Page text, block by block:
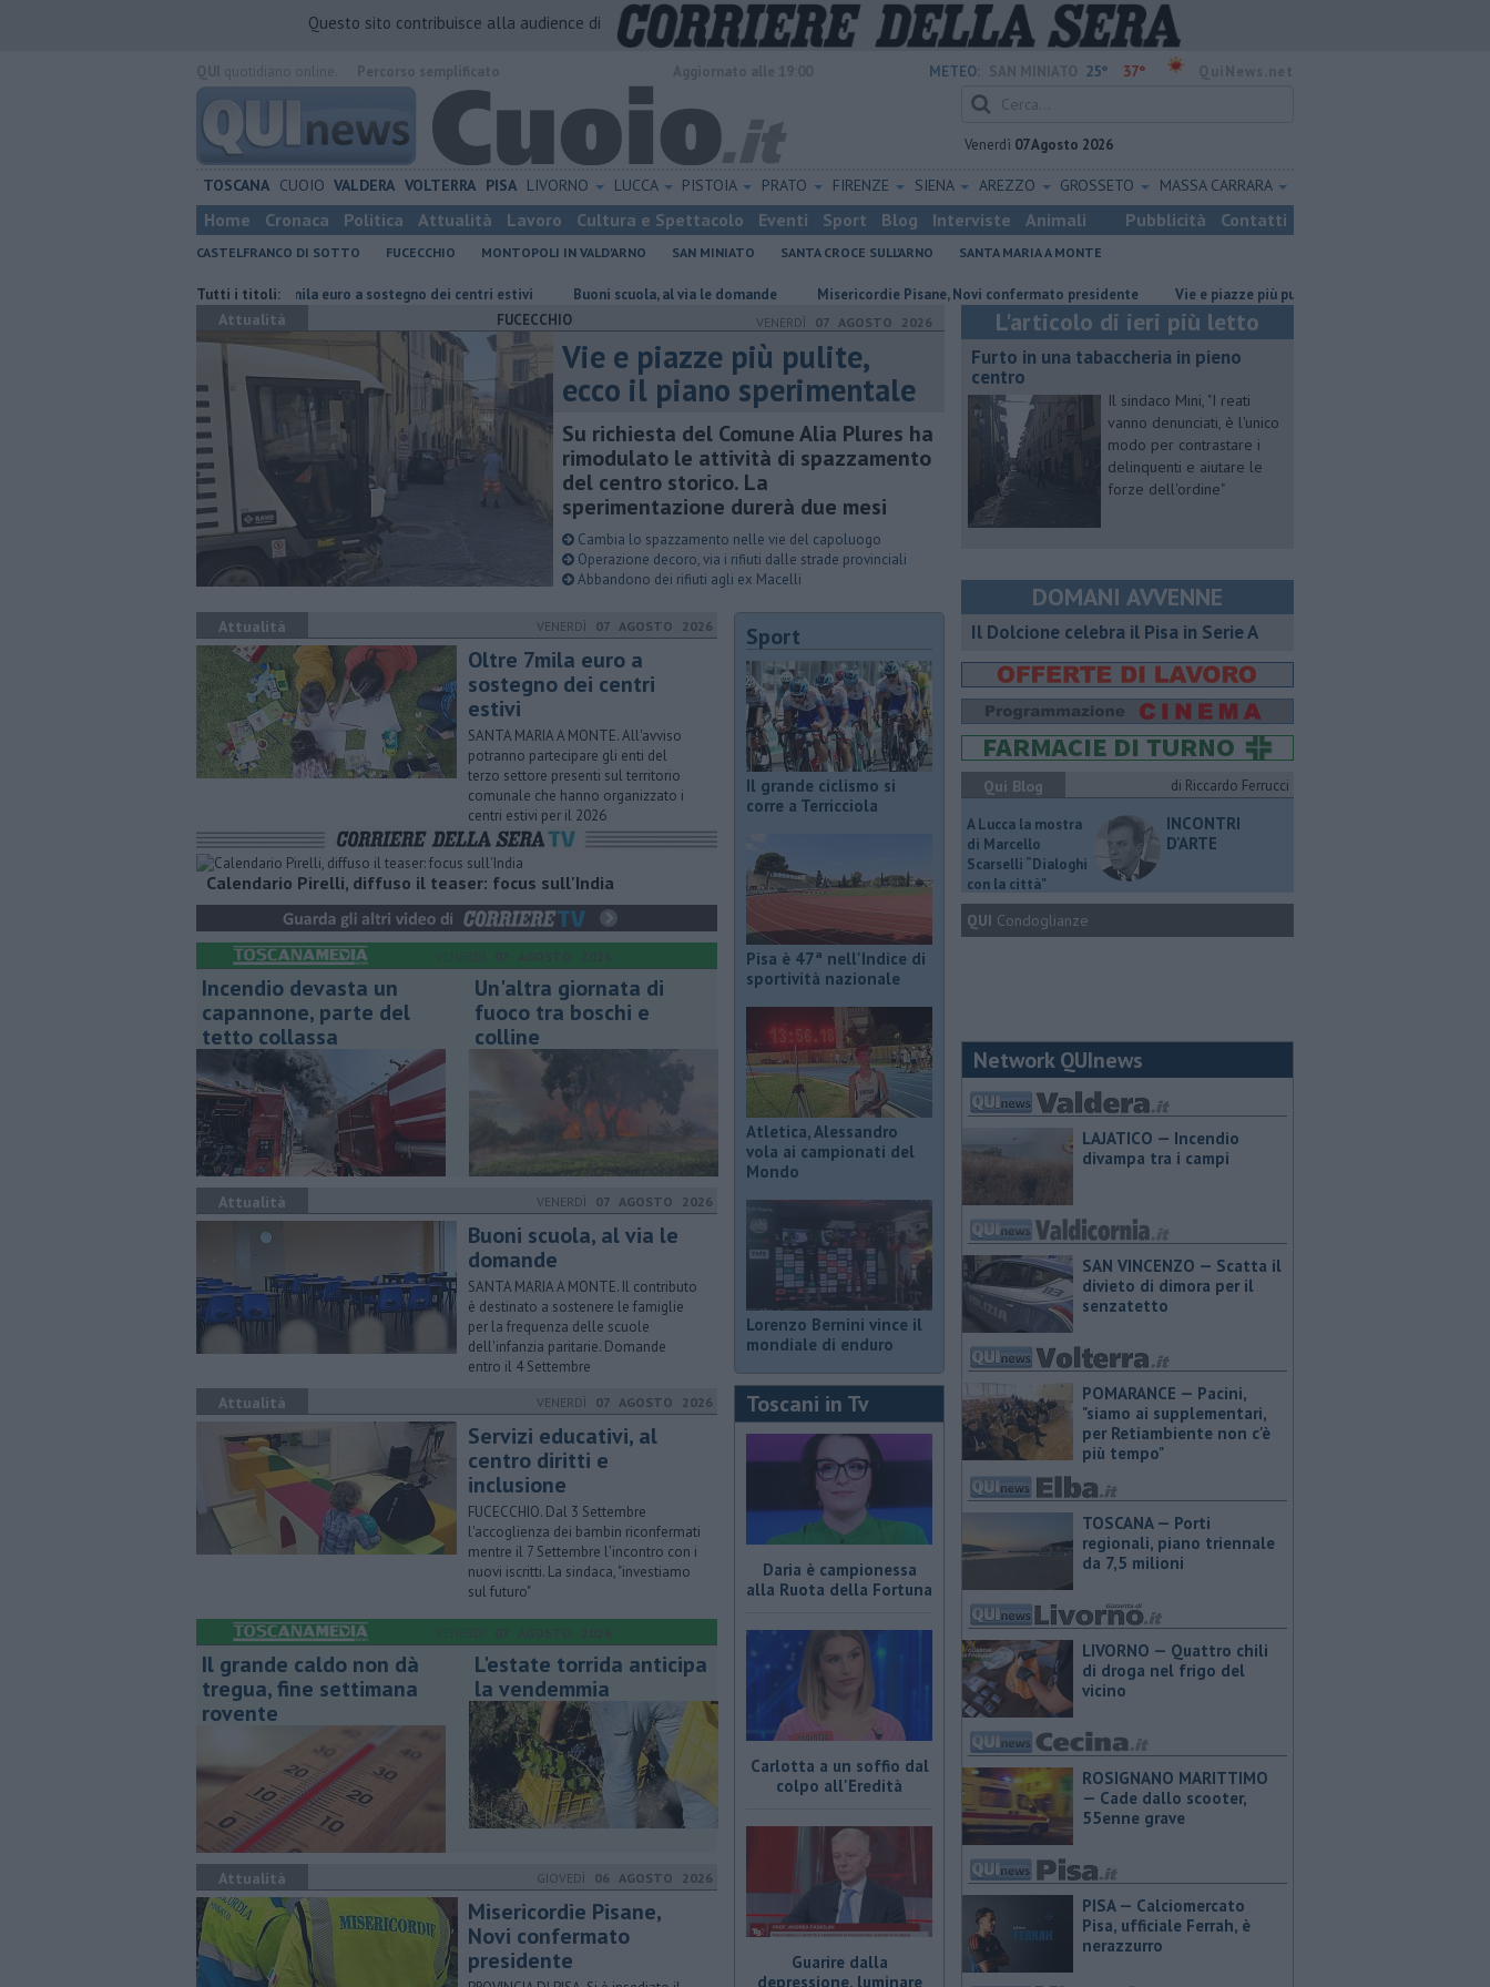
Questo sito contribuisce alla audience di
METEO: 25° 37°
Venerdì 07 Agosto 2026
TOSCANA CUOIO VALDERA VOLTERRA PISA LIVORNO LUCCA PISTOIA PRATO FIRENZE SIENA AREZZO GROSSETO MASSA CARRARA
Home Cronaca Politica Attualità Lavoro Cultura e Spettacolo Eventi Sport Blog Interviste Animali Pubblicità Contatti
CASTELFRANCO DI SOTTO FUCECCHIO MONTOPOLI IN VALD'ARNO SAN MINIATO SANTA CROCE SULL'ARNO SANTA MARIA A MONTE
Tutti i titoli:
Oltre 7mila euro a sostegno dei centri estivi Buoni scuola, al via le domande Misericordie Pisane, Novi confermato presidente Vie e piazze più pulite, ecco il piano sperimentale
Attualità FUCECCHIO VENERDÌ 07 AGOSTO 2026
Vie e piazze più pulite,
ecco il piano sperimentale
Su richiesta del Comune Alia Plures ha
rimodulato le attività di spazzamento
del centro storico. La
sperimentazione durerà due mesi
Cambia lo spazzamento nelle vie del capoluogo
Operazione decoro, via i rifiuti dalle strade provinciali
Abbandono dei rifiuti agli ex Macelli
Attualità VENERDÌ 07 AGOSTO 2026
Oltre 7mila euro a
sostegno dei centri
estivi
SANTA MARIA A MONTE. All'avviso
potranno partecipare gli enti del
terzo settore presenti sul territorio
comunale che hanno organizzato i
centri estivi per il 2026
Calendario Pirelli, diffuso il teaser: focus sull'India
Incendio devasta un
capannone, parte del
tetto collassa
Un'altra giornata di
fuoco tra boschi e
colline
Attualità VENERDÌ 07 AGOSTO 2026
Buoni scuola, al via le
domande
SANTA MARIA A MONTE. Il contributo
è destinato a sostenere le famiglie
per la frequenza delle scuole
dell'infanzia paritarie. Domande
entro il 4 Settembre
Attualità VENERDÌ 07 AGOSTO 2026
Servizi educativi, al
centro diritti e
inclusione
FUCECCHIO. Dal 3 Settembre
l'accoglienza dei bambin riconfermati
mentre il 7 Settembre l'incontro con i
nuovi iscritti. La sindaca, "investiamo
sul futuro"
Il grande caldo non dà
tregua, fine settimana
rovente
L'estate torrida anticipa
la vendemmia
Attualità GIOVEDÌ 06 AGOSTO 2026
Misericordie Pisane,
Novi confermato
presidente
Sport
Il grande ciclismo si
corre a Terricciola
Pisa è 47ª nell'Indice di
sportività nazionale
Atletica, Alessandro
vola ai campionati del
Mondo
Lorenzo Bernini vince il
mondiale di enduro
Toscani in Tv
Daria è campionessa
alla Ruota della Fortuna
Carlotta a un soffio dal
colpo all'Eredità
Guarire dalla
depressione, luminare
L'articolo di ieri più letto
Furto in una tabaccheria in pieno
centro
Il sindaco Mini, "I reati
vanno denunciati, è l'unico
modo per contrastare i
delinquenti e aiutare le
forze dell'ordine"
DOMANI AVVENNE
Il Dolcione celebra il Pisa in Serie A
Qui Blog di Riccardo Ferrucci
A Lucca la mostra
di Marcello
Scarselli “Dialoghi
con la città"
INCONTRI
D'ARTE
QUI Condoglianze
Network QUInews
LAJATICO — Incendio
divampa tra i campi
SAN VINCENZO — Scatta il
divieto di dimora per il
senzatetto
POMARANCE — Pacini,
"siamo ai supplementari,
per Retiambiente non c'è
più tempo"
TOSCANA — Porti
regionali, piano triennale
da 7,5 milioni
LIVORNO — Quattro chili
di droga nel frigo del
vicino
ROSIGNANO MARITTIMO
— Cade dallo scooter,
55enne grave
PISA — Calciomercato
Pisa, ufficiale Ferrah, è
nerazzurro